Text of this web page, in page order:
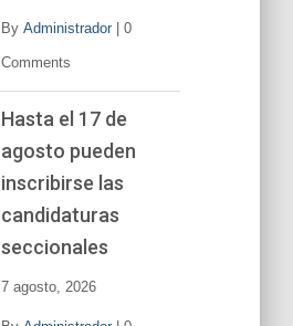
By Administrador| 0
Comments
Hasta el 17 de
agosto pueden
inscribirse las
candidaturas
seccionales
7 agosto, 2026